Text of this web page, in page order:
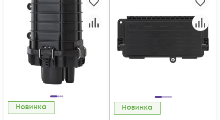
Новинка Новинка